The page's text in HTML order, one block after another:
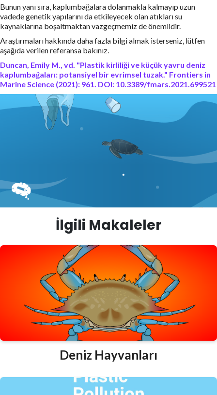
Bunun yanı sıra, kaplumbağalara dolanmakla kalmayıp uzun
vadede genetik yapılarını da etkileyecek olan atıkları su
kaynaklarına boşaltmaktan vazgeçmemiz de önemlidir.
Araştırmaları hakkında daha fazla bilgi almak isterseniz, lütfen
aşağıda verilen referansa bakınız.
Duncan, Emily M., vd. "Plastik kirliliği ve küçük yavru deniz
kaplumbağaları: potansiyel bir evrimsel tuzak." Frontiers in
Marine Science (2021): 961. DOI: 10.3389/fmars.2021.699521
İlgili Makaleler
Deniz Hayvanları